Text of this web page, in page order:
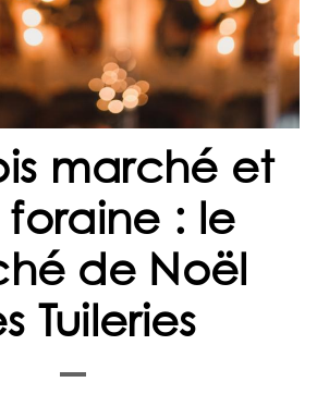
marché et
: le
de Noël
Tuileries